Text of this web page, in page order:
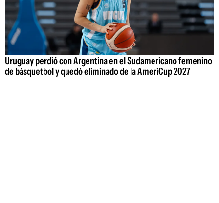
Uruguay perdió con Argentina en el Sudamericano femenino
de básquetbol y quedó eliminado de la AmeriCup 2027